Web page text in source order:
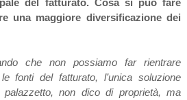
una maggiore diversificazione dei
che non possiamo far rientrare
fonti del fatturato, l’unica soluzione
non dico di proprietà, ma